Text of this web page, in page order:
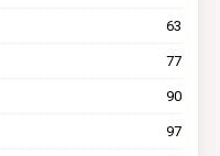
63
77
90
97